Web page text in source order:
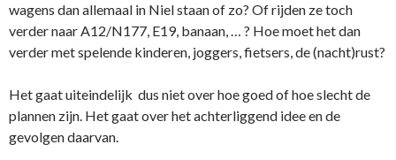
wagens dan allemaal in Niel staan of zo? Of rijden ze toch
verder naar A12/N177, E19, banaan, … ? Hoe moet het dan
verder met spelende kinderen, joggers, fietsers, de (nacht)rust?
Het gaat uiteindelijk dus niet over hoe goed of hoe slecht de
plannen zijn. Het gaat over het achterliggend idee en de
gevolgen daarvan.